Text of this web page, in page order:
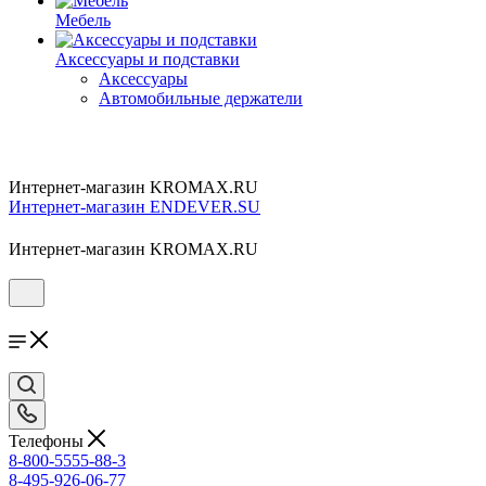
Мебель
Аксессуары и подставки
Аксессуары
Автомобильные держатели
Интернет-магазин KROMAX.RU
Интернет-магазин ENDEVER.SU
Интернет-магазин KROMAX.RU
Телефоны
8-800-5555-88-3
8-495-926-06-77